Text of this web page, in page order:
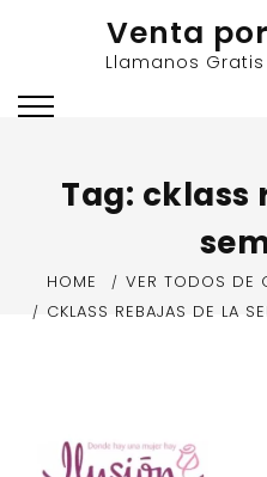
Venta
Llamanos
Tag: cklass
HOME
VER TODOS DE
CKLASS REBAJAS DE LA